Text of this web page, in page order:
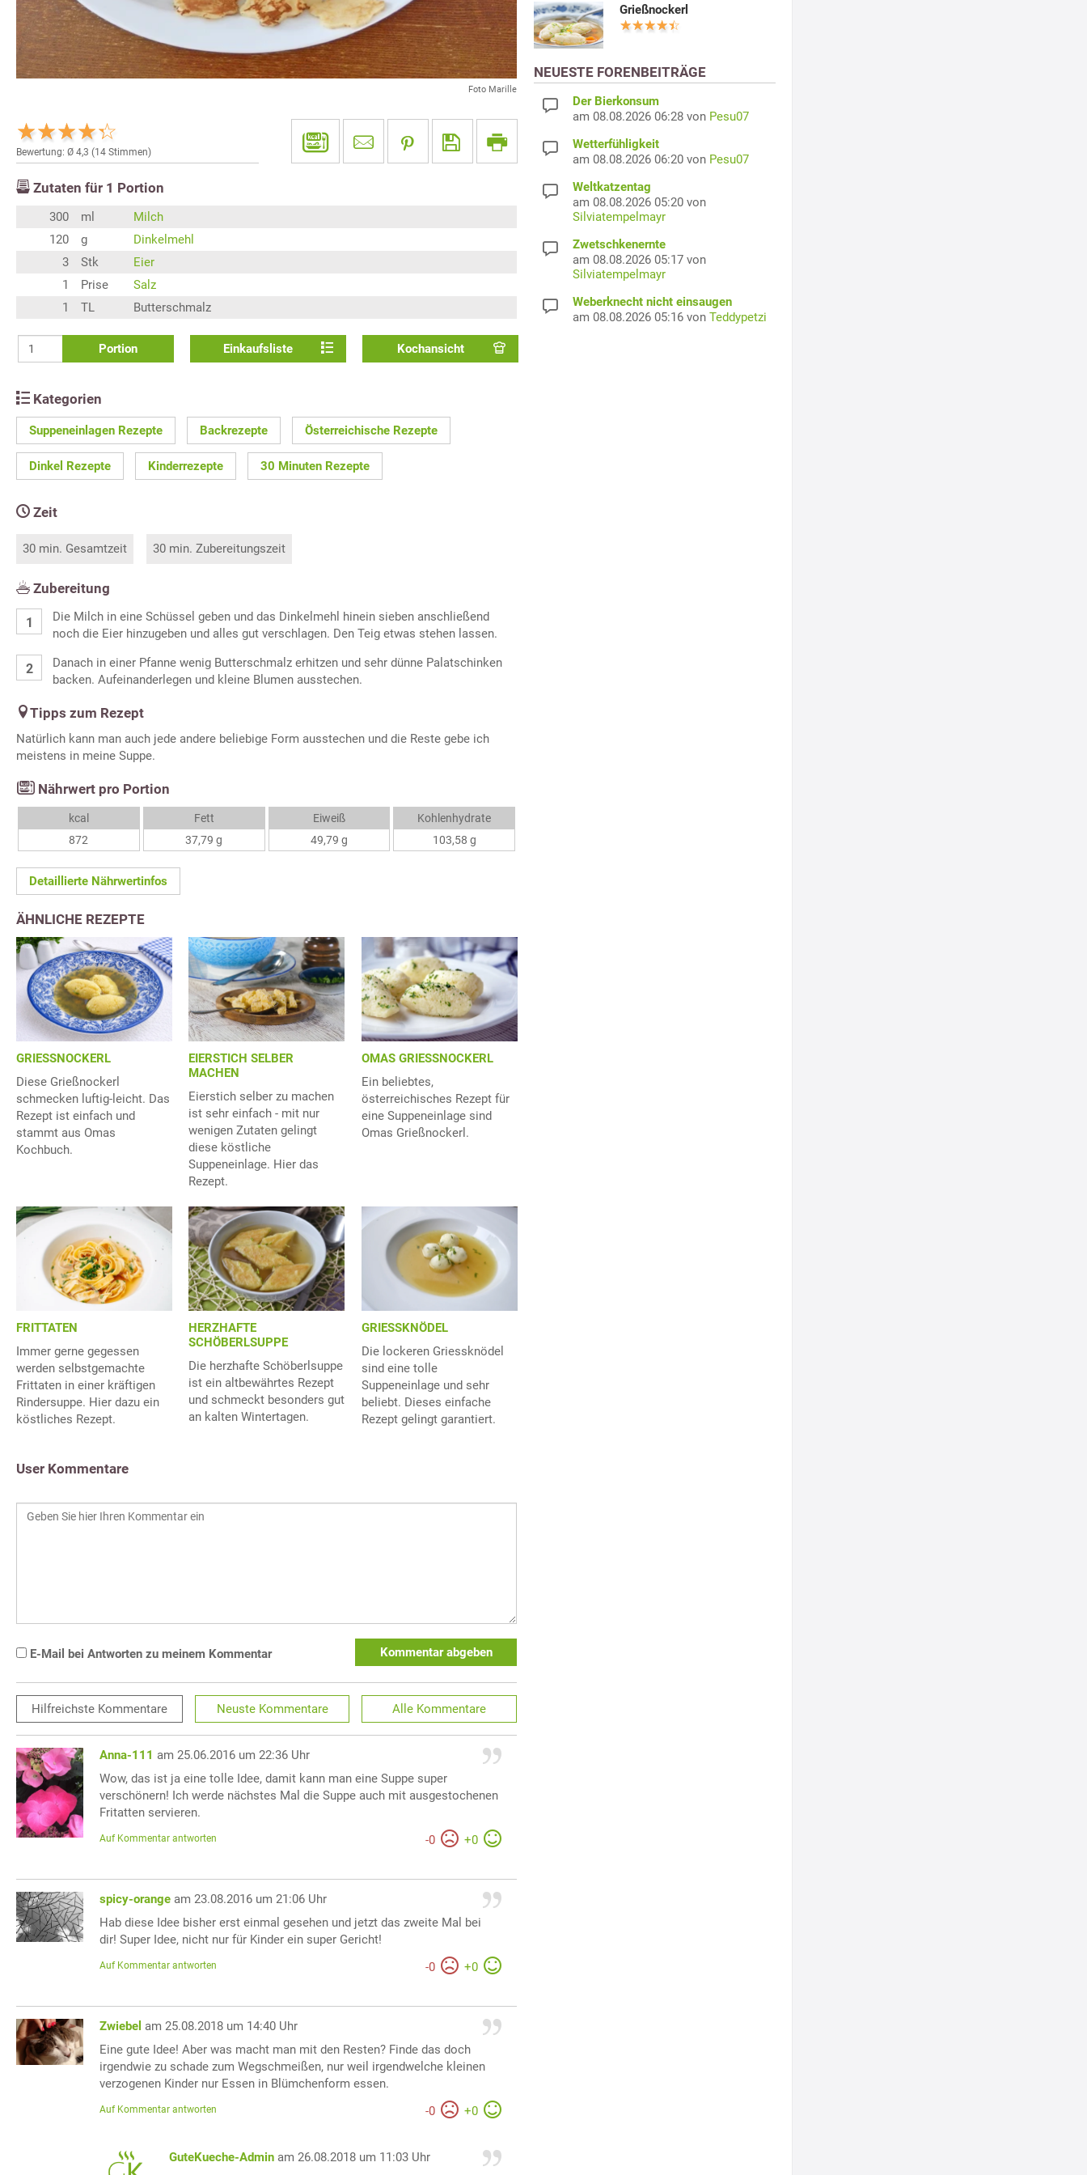
Foto Marille
Bewertung: Ø 4,3 (14 Stimmen)
Zutaten für 1 Portion
300 ml
Milch
120
g
Dinkelmehl
3
Stk
Eier
1
Prise
Salz
1
TL Butterschmalz
Portion Einkaufsliste Kochansicht
Kategorien
Suppeneinlagen Rezepte Backrezepte Österreichische Rezepte
Dinkel Rezepte Kinderrezepte 30 Minuten Rezepte
Zeit
30 min. Gesamtzeit 30 min. Zubereitungszeit
Zubereitung
Die Milch in eine Schüssel geben und das Dinkelmehl hinein sieben anschließend
noch die Eier hinzugeben und alles gut verschlagen. Den Teig etwas stehen lassen.
Danach in einer Pfanne wenig Butterschmalz erhitzen und sehr dünne Palatschinken
backen. Aufeinanderlegen und kleine Blumen ausstechen.
Tipps zum Rezept
Natürlich kann man auch jede andere beliebige Form ausstechen und die Reste gebe ich
meistens in meine Suppe.
Nährwert pro Portion
kcal
872
Fett
37,79 g
Eiweiß
49,79 g
Kohlenhydrate
103,58 g
Detaillierte Nährwertinfos
ÄHNLICHE REZEPTE
GRIESSNOCKERL
Diese Grießnockerl
schmecken luftig-leicht. Das
Rezept ist einfach und
stammt aus Omas
Kochbuch.
EIERSTICH SELBER
MACHEN
Eierstich selber zu machen
ist sehr einfach - mit nur
wenigen Zutaten gelingt
diese köstliche
Suppeneinlage. Hier das
Rezept.
OMAS GRIESSNOCKERL
Ein beliebtes,
österreichisches Rezept für
eine Suppeneinlage sind
Omas Grießnockerl.
FRITTATEN
Immer gerne gegessen
werden selbstgemachte
Frittaten in einer kräftigen
Rindersuppe. Hier dazu ein
köstliches Rezept.
HERZHAFTE
SCHÖBERLSUPPE
Die herzhafte Schöberlsuppe
ist ein altbewährtes Rezept
und schmeckt besonders gut
an kalten Wintertagen.
GRIESSKNÖDEL
Die lockeren Griessknödel
sind eine tolle
Suppeneinlage und sehr
beliebt. Dieses einfache
Rezept gelingt garantiert.
User Kommentare
E-Mail bei Antworten zu meinem Kommentar Kommentar abgeben
Hilfreichste Kommentare Neuste Kommentare Alle Kommentare
Anna-111 am 25.06.2016 um 22:36 Uhr
Wow, das ist ja eine tolle Idee, damit kann man eine Suppe super
verschönern! Ich werde nächstes Mal die Suppe auch mit ausgestochenen
Fritatten servieren.
-0 +0
Auf Kommentar antworten
spicy-orange am 23.08.2016 um 21:06 Uhr
Hab diese Idee bisher erst einmal gesehen und jetzt das zweite Mal bei
dir! Super Idee, nicht nur für Kinder ein super Gericht!
-0 +0
Auf Kommentar antworten
Zwiebel am 25.08.2018 um 14:40 Uhr
Eine gute Idee! Aber was macht man mit den Resten? Finde das doch
irgendwie zu schade zum Wegschmeißen, nur weil irgendwelche kleinen
verzogenen Kinder nur Essen in Blümchenform essen.
-0 +0
Auf Kommentar antworten
GuteKueche-Admin am 26.08.2018 um 11:03 Uhr
Grießnockerl
NEUESTE FORENBEITRÄGE
Der Bierkonsum
am 08.08.2026 06:28 von Pesu07
Wetterfühligkeit
am 08.08.2026 06:20 von Pesu07
Weltkatzentag
am 08.08.2026 05:20 von
Silviatempelmayr
Zwetschkenernte
am 08.08.2026 05:17 von
Silviatempelmayr
Weberknecht nicht einsaugen
am 08.08.2026 05:16 von Teddypetzi